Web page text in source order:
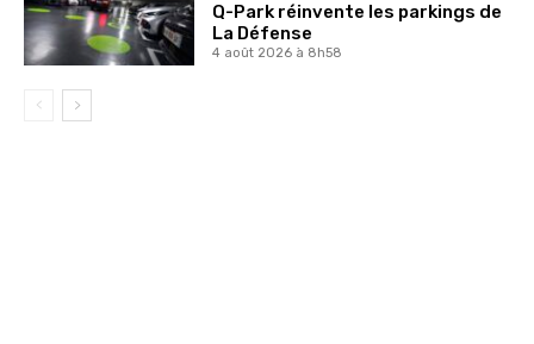
Q-Park réinvente les parkings de
La Défense
4 août 2026 à 8h58